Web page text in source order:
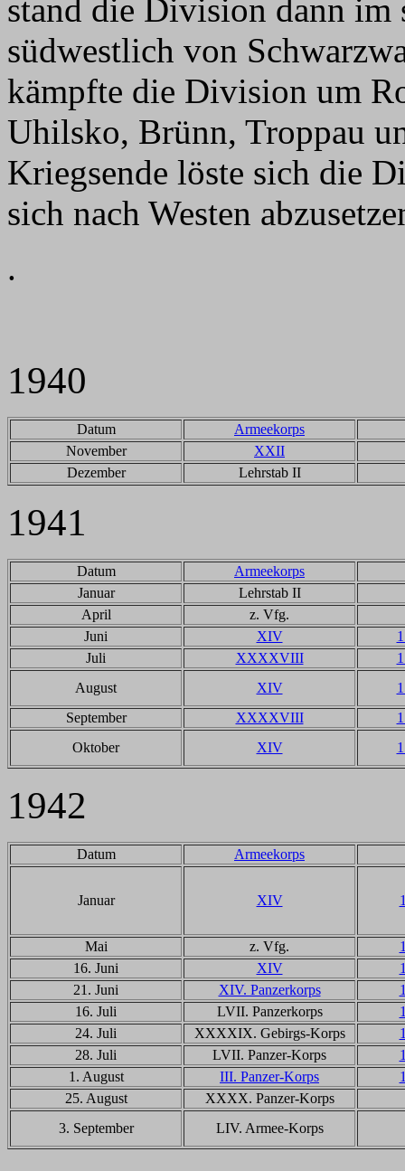
stand die Division dann im
südwestlich von
kämpfte die Division um
Uhilsko, Brünn, Troppau
Kriegsende löste sich die
sich nach Westen
.
1940
Datum
Armeekorps
November
XXII
Dezember
Lehrstab II
1941
Datum
Armeekorps
Januar
Lehrstab II
April
z. Vfg.
Juni
XIV
Juli
XXXXVIII
August
XIV
September
XXXXVIII
Oktober
XIV
1942
Datum Armeekorps
Januar XIV
Mai z. Vfg.
16. Juni
XIV
21. Juni
XIV. Panzerkorps
16. Juli
LVII. Panzerkorps
24. Juli
XXXXIX. Gebirgs-Korps
28. Juli
LVII. Panzer-Korps
1. August
III. Panzer-Korps
25. August
XXXX. Panzer-Korps
3. September
LIV. Armee-Korps